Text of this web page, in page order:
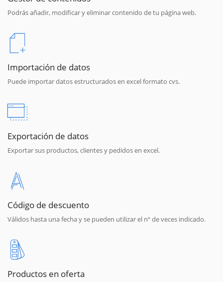
Podrás añadir, modificar y eliminar contenido de tu página web.
Importación de datos
Puede importar datos estructurados en excel formato cvs.
Exportación de datos
Exportar sus productos, clientes y pedidos en excel.
Código de descuento
Válidos hasta una fecha y se pueden utilizar el nº de veces indicado.
Productos en oferta